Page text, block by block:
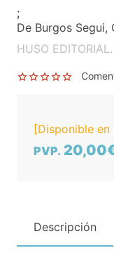
;
De Burgos Segui,
HUSO
[Disponible en
PVP.
Descripción